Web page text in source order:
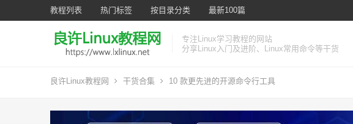
教程列表 热门标签 按目录分类 最新100篇
专注Linux学习教程的网站
分享Linux入门及进阶、Linux常用命令等干货
良许Linux教程网 干货合集 10 款更先进的开源命令行工具